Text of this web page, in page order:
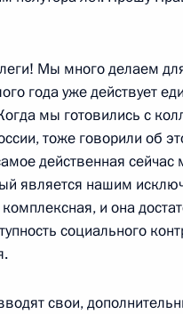
16:40
назначен
Дагестана
16:30
фракции
13:50
Мы много делаем
года уже действует
мы готовились с
тоже говорили об
действенная
является нашим
и она
социального
свои,